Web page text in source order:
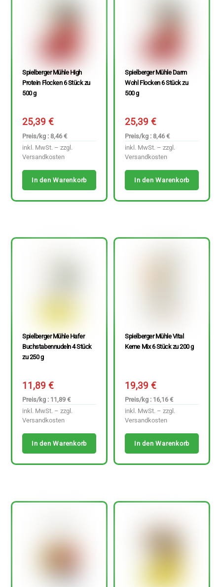
Spielberger Mühle High
Protein Flocken 6 Stück zu
500 g
25,39€
Preis/kg : 8,46 €
inkl. MwSt. – zzgl.
Versandkosten
In den Warenkorb
Spielberger Mühle Darm
Wohl Flocken 6 Stück zu
500 g
25,39€
Preis/kg : 8,46 €
inkl. MwSt. – zzgl.
Versandkosten
In den Warenkorb
Spielberger Mühle Hafer
Buchstabennudeln 4 Stück
zu 250 g
11,89€
Preis/kg : 11,89 €
inkl. MwSt. – zzgl.
Versandkosten
In den Warenkorb
Spielberger Mühle Vital
Kerne Mix 6 Stück zu 200 g
19,39€
Preis/kg : 16,16 €
inkl. MwSt. – zzgl.
Versandkosten
In den Warenkorb